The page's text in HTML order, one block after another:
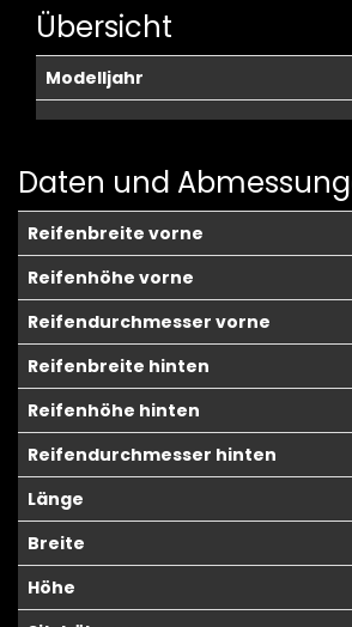
Übersicht
Modelljahr
Daten und
Reifenbreite vorne
Reifenhöhe vorne
Reifendurchmesser vorne
Reifenbreite hinten
Reifenhöhe hinten
Reifendurchmesser hinten
Länge
Breite
Höhe